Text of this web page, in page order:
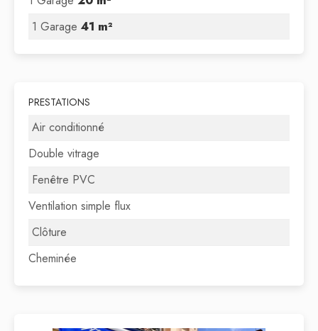
1 Garage 41 m²
PRESTATIONS
Air conditionné
Double vitrage
Fenêtre PVC
Ventilation simple flux
Clôture
Cheminée